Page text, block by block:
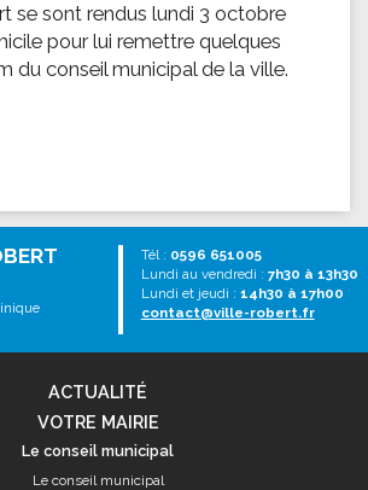
se sont rendus lundi 3 octobre
pour lui remettre quelques
du conseil municipal de la ville.
Tél : 0596 651005
Lundi au vendredi : 7h30 à 13h30
Lundi et jeudi : 14h30 à 17h00
contact@ville-robert.fr
ACTUALITÉ
VOTRE MAIRIE
Le conseil municipal
Le conseil municipal